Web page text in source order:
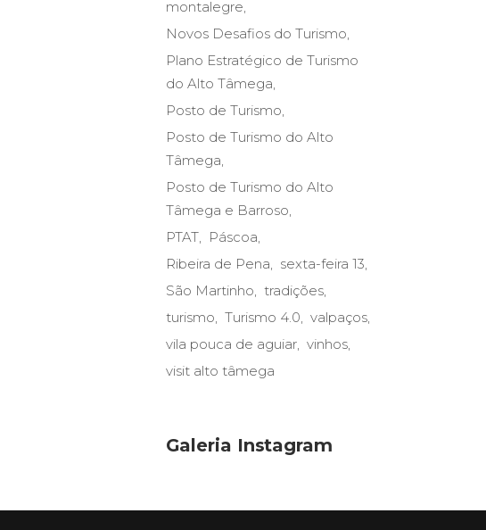
montalegre
Novos Desafios do Turismo
Plano Estratégico de Turismo
do Alto Tâmega
Posto de Turismo
Posto de Turismo do Alto
Tâmega
Posto de Turismo do Alto
Tâmega e Barroso
PTAT
Páscoa
Ribeira de Pena
sexta-feira 13
São Martinho
tradições
turismo
Turismo 4.0
valpaços
vila pouca de aguiar
vinhos
visit alto tâmega
Galeria Instagram